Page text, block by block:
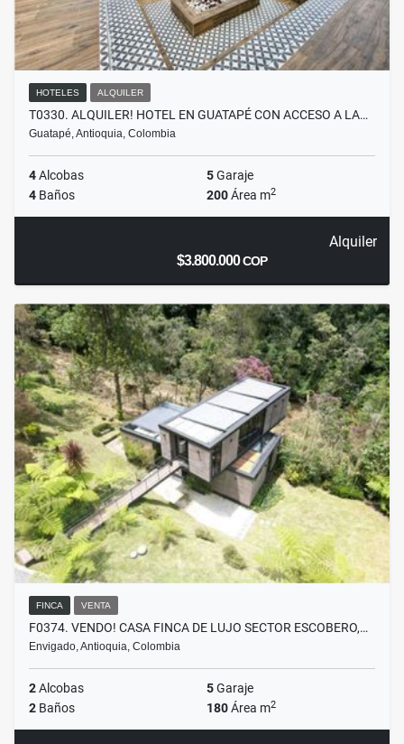
HOTELES ALQUILER
T0330. ALQUILER! HOTEL EN GUATAPÉ CON ACCESO A LA…
Guatapé, Antioquia, Colombia
4Alcobas 5Garaje
4 Baños 200Área m2
Alquiler
$3.800.000COP
FINCA VENTA
F0374. VENDO! CASA FINCA DE LUJO SECTOR ESCOBERO,…
Envigado, Antioquia, Colombia
2Alcobas 5Garaje
2 Baños 180Área m2